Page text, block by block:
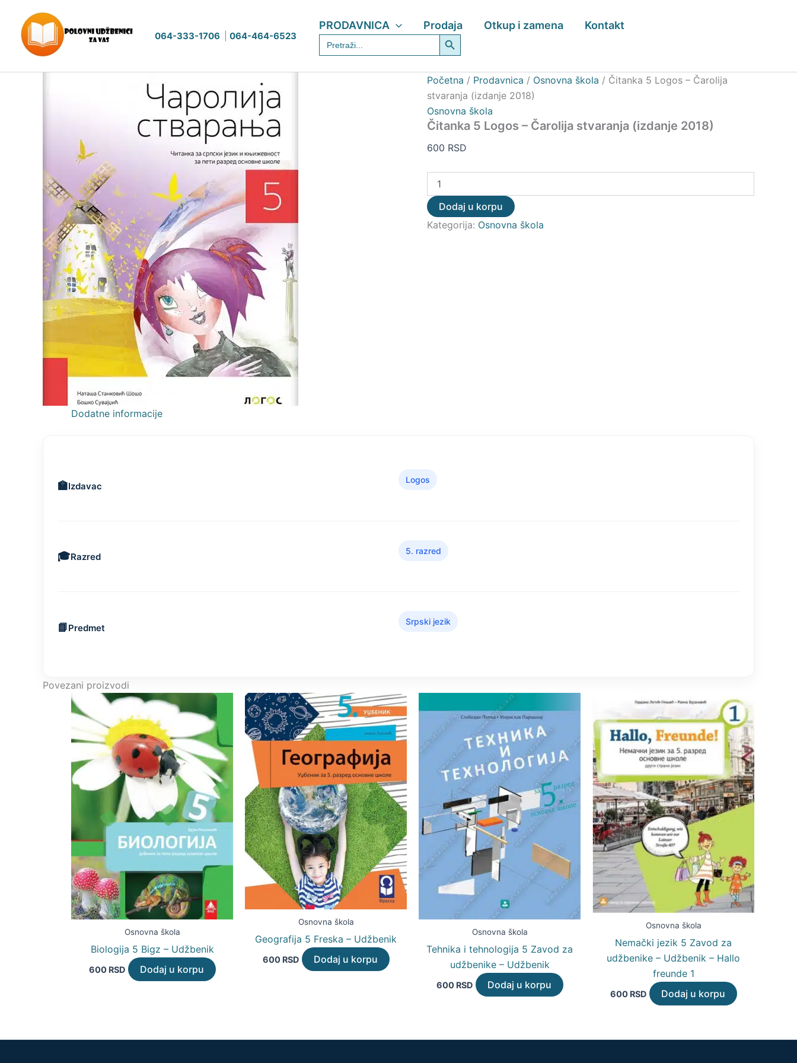
sadržaj
064-333-1706 064-464-6523
PRODAVNICA Prodaja Otkup i zamena Kontakt
Search
for:
Search Button
Početna / Prodavnica / Osnovna škola / Čitanka 5 Logos – Čarolija
stvaranja (izdanje 2018)
Osnovna škola
Čitanka 5 Logos – Čarolija stvaranja (izdanje 2018)
600 RSD
Logos
Čarolija
(izdanje
količina
Dodaj u korpu
Kategorija: Osnovna škola
Dodatne informacije
Izdavac
Logos
Razred
5. razred
Predmet
Srpski jezik
Povezani proizvodi
Osnovna škola
Biologija 5 Bigz – Udžbenik
600 RSD Dodaj u korpu
Osnovna škola
Geografija 5 Freska – Udžbenik
600 RSD Dodaj u korpu
Osnovna škola
Tehnika i tehnologija 5 Zavod za
udžbenike – Udžbenik
600 RSD Dodaj u korpu
Osnovna škola
Nemački jezik 5 Zavod za
udžbenike – Udžbenik – Hallo
freunde 1
600 RSD Dodaj u korpu